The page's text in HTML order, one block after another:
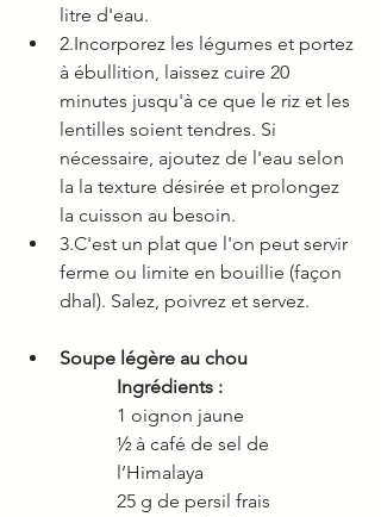
litre d'eau.
2.Incorporez les légumes et portez
à ébullition, laissez cuire 20
minutes jusqu'à ce que le riz et les
lentilles soient tendres. Si
nécessaire, ajoutez de l'eau selon
la la texture désirée et prolongez
la cuisson au besoin.
3.C'est un plat que l'on peut servir
ferme ou limite en bouillie (façon
dhal). Salez, poivrez et servez.
Soupe légère au chou
Ingrédients :
1 oignon jaune
½ à café de sel de
l’Himalaya
25 g de persil frais